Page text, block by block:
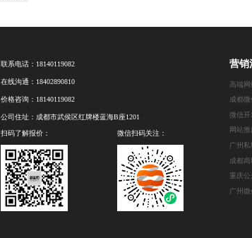
联系电话： 18140119082
在线沟通： 18402890810
价格咨询： 18140119082
公司住址：成都市武侯区红牌楼蓝海B座1201
扫码了解报价： 微信扫码关注：
营销
高端
成都
微信开
网站
广州
成都
重庆
广州